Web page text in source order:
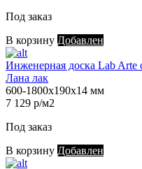
Под заказ
В корзину Добавлен
Инженерная доска Lab Arte
Лана лак
600-1800х190х14 мм
7 129 р/м2
Под заказ
В корзину Добавлен